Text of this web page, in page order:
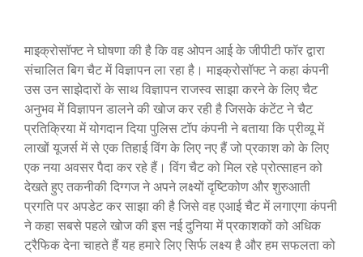
माइक्रोसॉफ्ट ने घोषणा की है कि वह ओपन आई के जीपीटी फॉर द्वारा
संचालित बिग चैट में विज्ञापन ला रहा है। माइक्रोसॉफ्ट ने कहा कंपनी
उस उन साझेदारों के साथ विज्ञापन राजस्व साझा करने के लिए चैट
अनुभव में विज्ञापन डालने की खोज कर रही है जिसके कंटेंट ने चैट
प्रतिक्रिया में योगदान दिया पुलिस टॉप कंपनी ने बताया कि प्रीव्यू में
लाखों यूजर्स में से एक तिहाई विंग के लिए नए हैं जो प्रकाश को के लिए
एक नया अवसर पैदा कर रहे हैं। विंग चैट को मिल रहे प्रोत्साहन को
देखते हुए तकनीकी दिग्गज ने अपने लक्ष्यों दृष्टिकोण और शुरुआती
प्रगति पर अपडेट कर साझा की है जिसे वह एआई चैट में लगाएगा कंपनी
ने कहा सबसे पहले खोज की इस नई दुनिया में प्रकाशकों को अधिक
ट्रैफिक देना चाहते हैं यह हमारे लिए सिर्फ लक्ष्य है और हम सफलता को